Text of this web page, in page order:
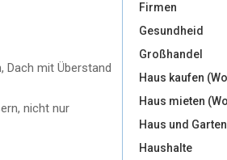
Dach mit Überstand
nicht nur
Firmen
Gesundheid
Großhandel
Haus kaufen
Haus mieten
Haus und Garten
Haushalte